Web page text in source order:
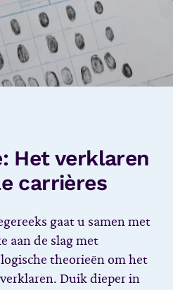
Het verklaren
carrières
gaat u samen met
aan de slag met
theorieën om het
Duik dieper in